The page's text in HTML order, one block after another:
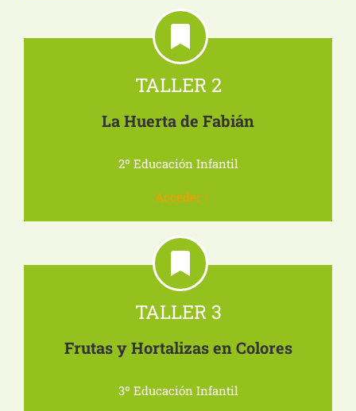
TALLER 2
La Huerta de Fabián
2º Educación Infantil
Acceder
TALLER 3
Frutas y Hortalizas en Colores
3º Educación Infantil